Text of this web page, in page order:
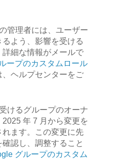
管理者には、ユーザー
よう、影響を受ける
細な情報がメールで
ープのカスタムロール
ヘルプセンターをご
けるグループのオーナ
年 7 月から変更を
ます。この変更に先
認し、調整すること
グループのカスタム